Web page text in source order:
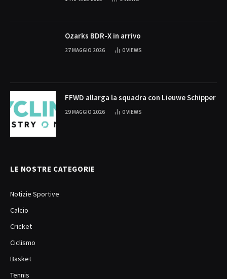
Ozarks BDR-X in arrivo
27 MAGGIO 2026 0VIEWS
FFWD allarga la squadra con Lieuwe Schipper
29 MAGGIO 2026 0VIEWS
LE NOSTRE CATEGORIE
Notizie Sportive
Calcio
Cricket
Ciclismo
Basket
Tennis